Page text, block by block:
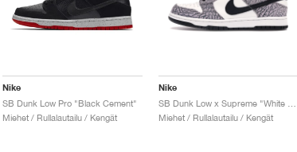
Nike
SB Dunk Low Pro "Black Cement"
Miehet / Rullalautailu / Kengät
Nike
Miehet / Rullalautailu / Kengät